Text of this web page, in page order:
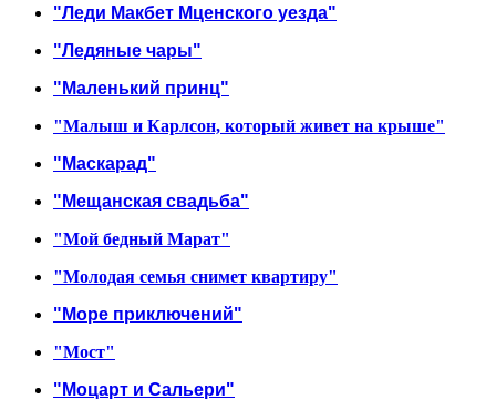
"Леди Макбет Мценского уезда"
"Ледяные чары"
"Маленький принц"
"Малыш и Карлсон, который живет на крыше"
"Маскарад"
"Мещанская свадьба"
"Мой бедный Марат"
"Молодая семья снимет квартиру"
"Море приключений"
"Мост"
"Моцарт и Сальери"